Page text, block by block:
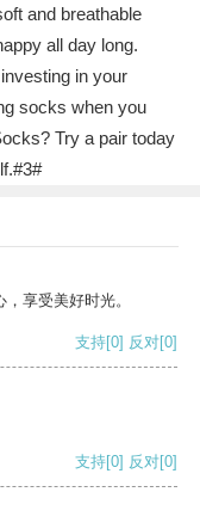
and breathable
all day long.
in your
socks when you
Try a pair today
享受美好时光。
支持[0] 反对[0]
支持[0] 反对[0]